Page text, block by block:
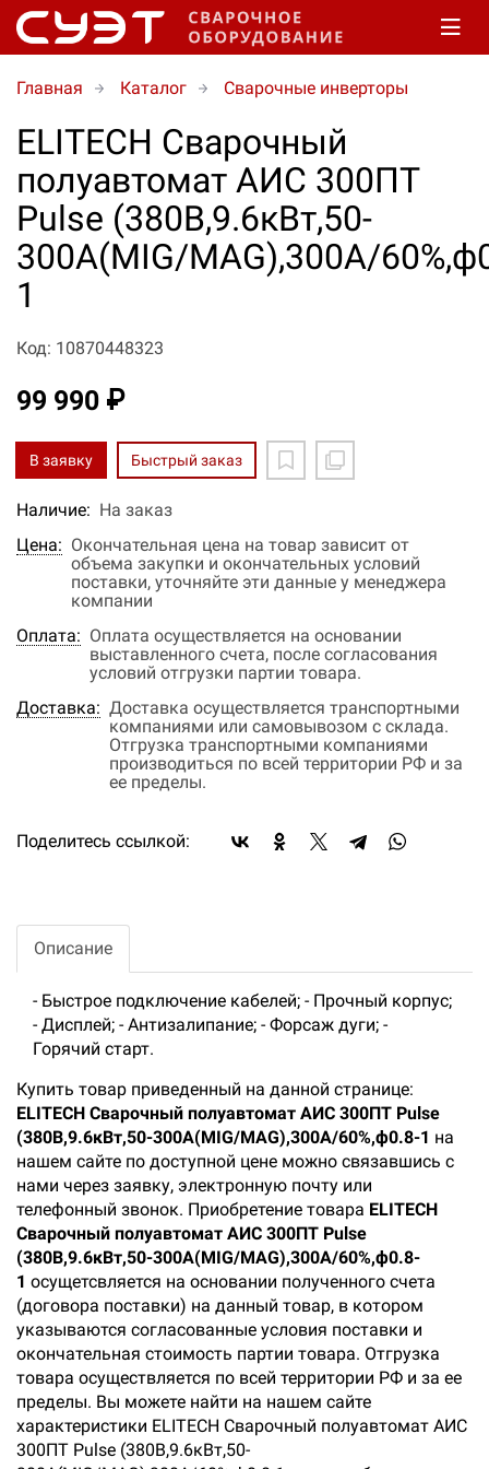
Главная Каталог Сварочные инверторы
ELITECH Сварочный
полуавтомат АИС 300ПТ
Pulse (380В,9.6кВт,50-
300A(MIG/MAG),300А/
1
Код: 10870448323
99 990 ₽
В заявку Быстрый заказ
Наличие: На заказ
Цена: Окончательная цена на товар зависит от
объема закупки и окончательных условий
поставки, уточняйте эти данные у менеджера
компании
Оплата: Оплата осуществляется на основании
выставленного счета, после согласования
условий отгрузки партии товара.
Доставка: Доставка осуществляется транспортными
компаниями или самовывозом с склада.
Отгрузка транспортными компаниями
производиться по всей территории РФ и за
ее пределы.
Поделитесь ссылкой:
Описание
- Быстрое подключение кабелей; - Прочный корпус;
- Дисплей; - Антизалипание; - Форсаж дуги; -
Горячий старт.
Купить товар приведенный на данной странице:
ELITECH Сварочный полуавтомат АИС 300ПТ Pulse
(380В,9.6кВт,50-300A(MIG/MAG),300А/60%,ф0.8-1 на
нашем сайте по доступной цене можно связавшись с
нами через заявку, электронную почту или
телефонный звонок. Приобретение товара ELITECH
Сварочный полуавтомат АИС 300ПТ Pulse
(380В,9.6кВт,50-300A(MIG/MAG),300А/60%,ф0.8-
1 осущетсвляется на основании полученного счета
(договора поставки) на данный товар, в котором
указываются согласованные условия поставки и
окончательная стоимость партии товара. Отгрузка
товара осуществляется по всей территории РФ и за ее
пределы. Вы можете найти на нашем сайте
характеристики ELITECH Сварочный полуавтомат АИС
300ПТ Pulse (380В,9.6кВт,50-